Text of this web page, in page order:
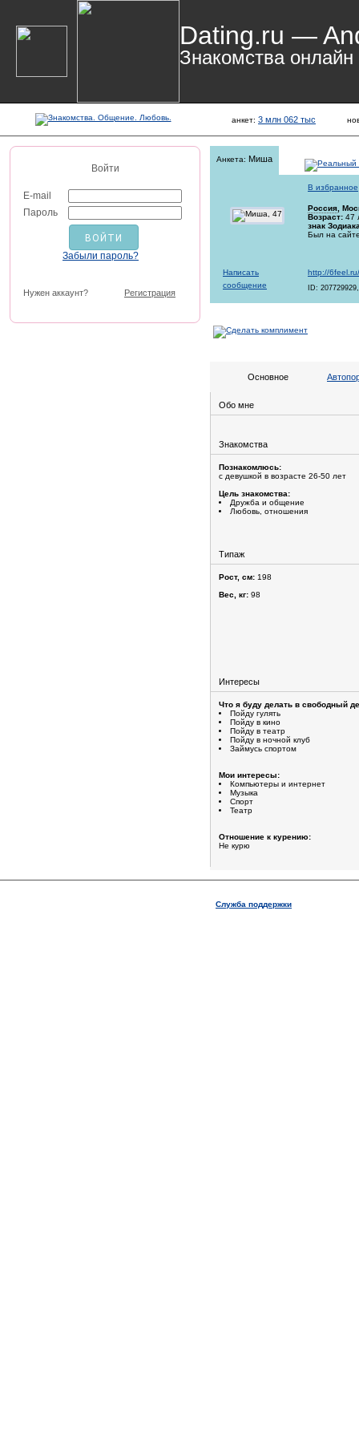
Dating.ru —
Знакомства онлайн
анкет: 3 млн 062 тыс
Войти
E-mail
Пароль
Забыли пароль?
Нужен аккаунт? Регистрация
Анкета: Миша
В избранное
Россия ,
Возраст: 47
знак
Был на
Написать
сообщение
http://
ID:
Основное
Обо мне
Знакомства
Познакомлюсь:
с девушкой в возрасте 26-50 лет
Цель знакомства:
Дружба и общение
Любовь, отношения
Типаж
Рост, см: 198
Вес, кг: 98
Интересы
Что я буду делать в свободный
Пойду гулять
Пойду в кино
Пойду в театр
Пойду в ночной клуб
Займусь спортом
Мои интересы:
Компьютеры и интернет
Музыка
Спорт
Театр
Отношение к курению:
Не курю
Служба поддержки